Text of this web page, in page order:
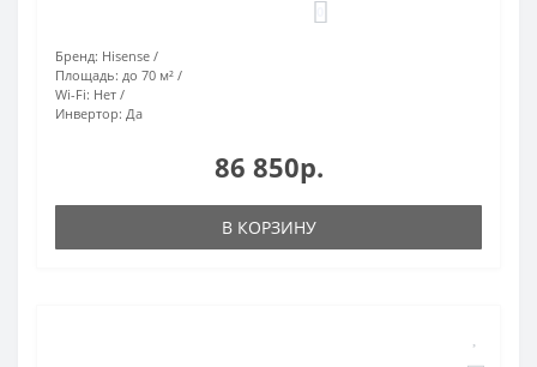
Бренд: Hisense
Площадь: до 70 м²
Wi-Fi: Нет
Инвертор: Да
86 850р.
В КОРЗИНУ